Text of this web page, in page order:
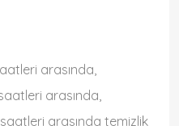
arasında,
arasında,
saatleri arasında temizlik